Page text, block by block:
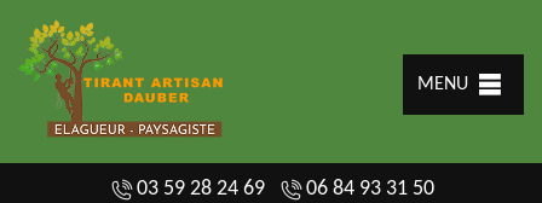
MENU
03 59 28 24 69 06 84 93 31 50